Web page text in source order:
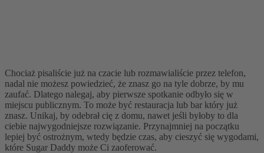
Chociaż pisaliście już na czacie lub rozmawialiście przez telefon,
nadal nie możesz powiedzieć, że znasz go na tyle dobrze, by mu
zaufać. Dlatego nalegaj, aby pierwsze spotkanie odbyło się w
miejscu publicznym. To może być restauracja lub bar który już
znasz. Unikaj, by odebrał cię z domu, nawet jeśli byłoby to dla
ciebie najwygodniejsze rozwiązanie. Przynajmniej na początku
lepiej być ostrożnym, wtedy będzie czas, aby cieszyć się wygodami,
które Sugar Daddy może Ci zaoferować.